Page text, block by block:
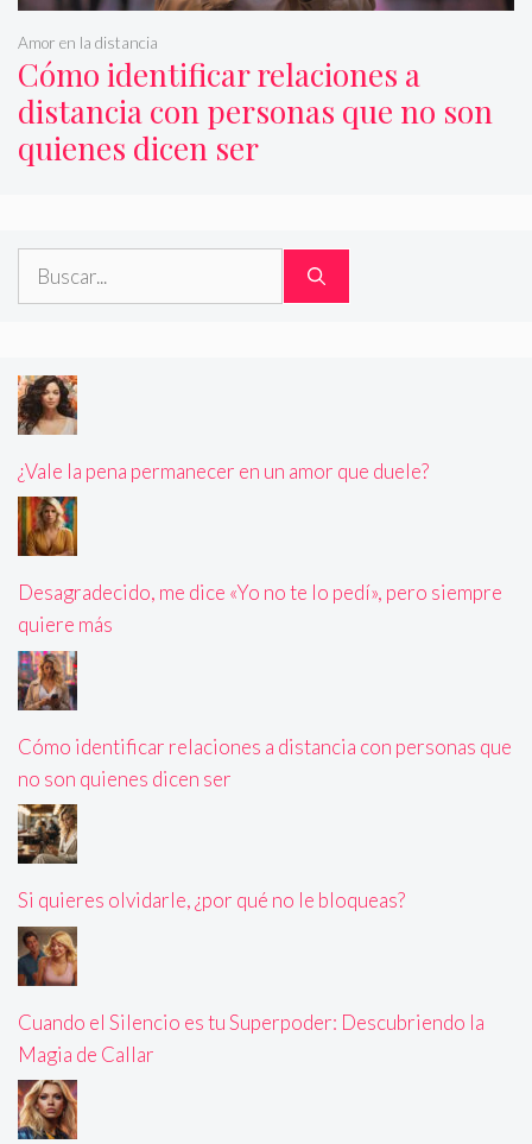
Cómo identificar relaciones a
distancia con personas que no son
quienes dicen ser
Amor en la distancia
Buscar:
¿Vale la pena permanecer en un amor que duele?
Desagradecido, me dice «Yo no te lo pedí», pero siempre
quiere más
Cómo identificar relaciones a distancia con personas que
no son quienes dicen ser
Si quieres olvidarle, ¿por qué no le bloqueas?
Cuando el Silencio es tu Superpoder: Descubriendo la
Magia de Callar